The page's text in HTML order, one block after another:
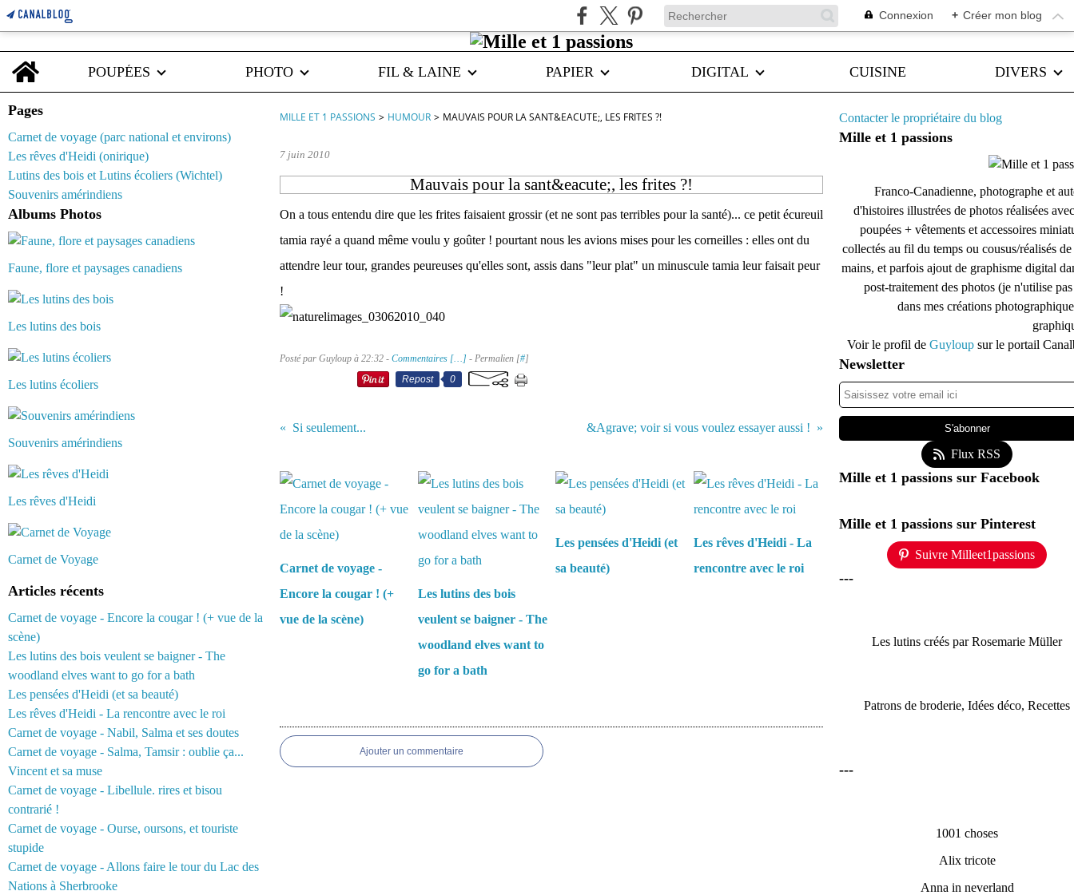
Connexion + Créer mon blog
Home
POUPÉES
PHOTO FIL & LAINE PAPIER DIGITAL CUISINE DIVERS
Pages
Carnet de voyage (parc national et environs)
Les rêves d'Heidi (onirique)
Lutins des bois et Lutins écoliers (Wichtel)
Souvenirs amérindiens
Albums Photos
Faune, flore et paysages canadiens
Les lutins des bois
Les lutins écoliers
Souvenirs amérindiens
Les rêves d'Heidi
Carnet de Voyage
Articles récents
Carnet de voyage - Encore la cougar ! (+ vue de la
scène)
Les lutins des bois veulent se baigner - The
woodland elves want to go for a bath
Les pensées d'Heidi (et sa beauté)
Les rêves d'Heidi - La rencontre avec le roi
Carnet de voyage - Nabil, Salma et ses doutes
Carnet de voyage - Salma, Tamsir : oublie ça...
Vincent et sa muse
Carnet de voyage - Libellule. rires et bisou
contrarié !
Carnet de voyage - Ourse, oursons, et touriste
stupide
Carnet de voyage - Allons faire le tour du Lac des
Nations à Sherbrooke
MILLE ET 1 PASSIONS > HUMOUR > MAUVAIS POUR LA SANT&EACUTE;, LES FRITES ?!
7 juin 2010
Mauvais pour la sant&eacute;, les frites ?!
On a tous entendu dire que les frites faisaient grossir (et ne sont pas terribles pour la santé)... ce petit écureuil
tamia rayé a quand même voulu y goûter ! pourtant nous les avions mises pour les corneilles : elles ont du
attendre leur tour, grandes peureuses qu'elles sont, assis dans "leur plat" un minuscule tamia leur faisait peur
!
Posté par Guyloup à 22:32 - Commentaires […] - Permalien [#]
Repost
0
Si seulement... &Agrave; voir si vous voulez essayer aussi !
Carnet de voyage -
Encore la cougar ! (+
vue de la scène)
Les lutins des bois
veulent se baigner - The
woodland elves want to
go for a bath
Les pensées d'Heidi (et
sa beauté)
Les rêves d'Heidi - La
rencontre avec le roi
Ajouter un commentaire
Contacter le propriétaire du blog
Mille et 1 passions
Franco-Canadienne, photographe et
d'histoires illustrées de photos réalisées
poupées + vêtements et accessoires
collectés au fil du temps ou cousus/réalisés de
mains, et parfois ajout de graphisme digital
post-traitement des photos (je n'utilise
dans mes créations
Voir le profil de Guyloup sur le portail
Newsletter
Flux RSS
Mille et 1 passions sur Facebook
Mille et 1 passions sur Pinterest
Suivre Milleet1passions
---
Les lutins créés par Rosemarie Müller
Patrons de broderie, Idées déco, Recettes
---
1001 choses
Alix tricote
Anna in neverland